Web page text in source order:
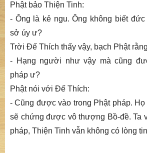
Phật bảo Thiện Tinh:
- Ông là kẻ ngu. Ông không biết
sở úy ư?
Trời Đế Thích thấy vậy, bạch Phật
- Hạng người như vậy mà cũng
pháp ư?
Phật nói với Đế Thích:
- Cũng được vào trong Phật pháp. Họ
sẽ chứng được vô thượng Bồ-đề. Ta
pháp, Thiện Tinh vẫn không có lòng